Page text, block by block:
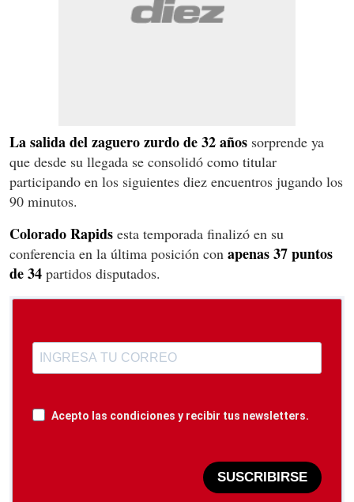
La salida del zaguero zurdo de 32 años sorprende ya
que desde su llegada se consolidó como titular
participando en los siguientes diez encuentros jugando los
90 minutos.
Colorado Rapids esta temporada finalizó en su
conferencia en la última posición con apenas 37 puntos
de 34 partidos disputados.
Acepto las condiciones y recibir tus newsletters.
SUSCRIBIRSE